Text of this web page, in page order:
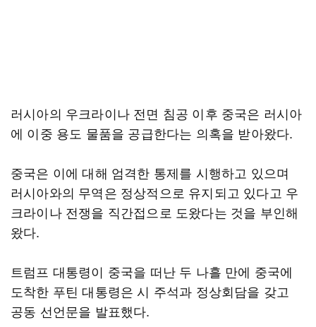
러시아의 우크라이나 전면 침공 이후 중국은 러시아
에 이중 용도 물품을 공급한다는 의혹을 받아왔다.
중국은 이에 대해 엄격한 통제를 시행하고 있으며
러시아와의 무역은 정상적으로 유지되고 있다고 우
크라이나 전쟁을 직간접으로 도왔다는 것을 부인해
왔다.
트럼프 대통령이 중국을 떠난 두 나흘 만에 중국에
도착한 푸틴 대통령은 시 주석과 정상회담을 갖고
공동 선언문을 발표했다.